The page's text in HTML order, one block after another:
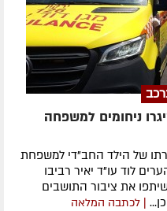
ניחומים למשפחה
של הילד החב"די למשפחת
לוד עו"ד יאיר רביבו
את ציבור התושבים
| לכתבה המלאה